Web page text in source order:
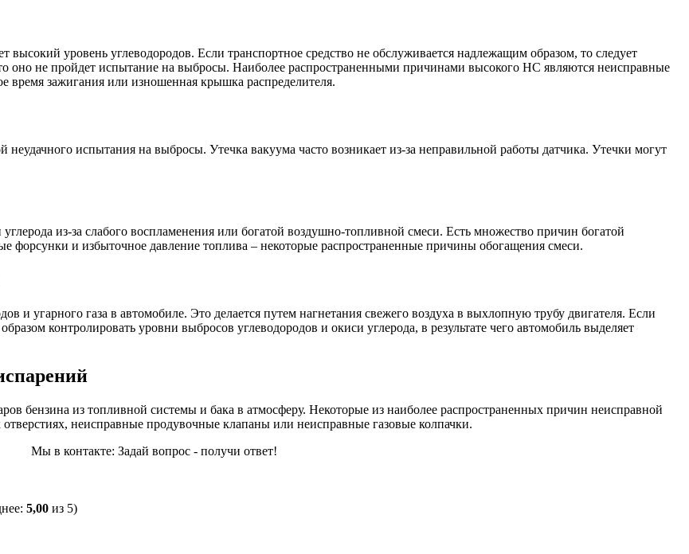
высокий уровень углеводородов. Если транспортное средство не обслуживается надлежащим образом, то следует
оно не пройдет испытание на выбросы. Наиболее распространенными причинами высокого HC являются неисправные
время зажигания или изношенная крышка распределителя.
испытания на выбросы. Утечка вакуума часто возникает из-за неправильной работы датчика. Утечки могут
из-за слабого воспламенения или богатой воздушно-топливной смеси. Есть множество причин богатой
форсунки и избыточное давление топлива – некоторые распространенные причины обогащения смеси.
и угарного газа в автомобиле. Это делается путем нагнетания свежего воздуха в выхлопную трубу двигателя. Если
контролировать уровни выбросов углеводородов и окиси углерода, в результате чего автомобиль выделяет
бензина из топливной системы и бака в атмосферу. Некоторые из наиболее распространенных причин неисправной
неисправные продувочные клапаны или неисправные газовые колпачки.
Мы в контакте: Задай вопрос - получи ответ!
5,00 из 5)